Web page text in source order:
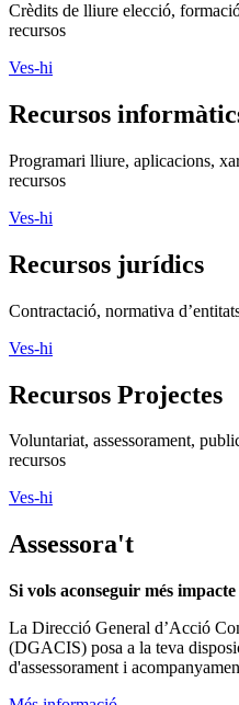
Crèdits de lliure elecció,
recursos
Ves-hi
Recursos
Programari lliure, aplicacions,
recursos
Ves-hi
Recursos jurídics
Contractació, normativa
Ves-hi
Recursos Projectes
Voluntariat, assessorament,
recursos
Ves-hi
Assessora't
Si vols aconseguir més
La Direcció General d’Acció
(DGACIS) posa a la teva
d'assessorament i